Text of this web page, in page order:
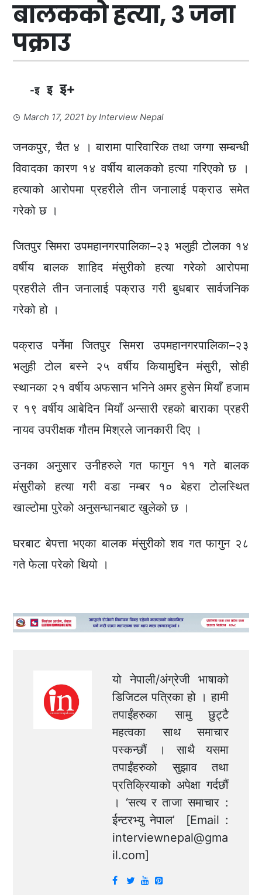
बालकको हत्या, ३ जना
पक्राउ
-इ इ इ+
March 17, 2021 byInterview Nepal
जनकपुर, चैत ४ । बारामा पारिवारिक तथा जग्गा सम्बन्धी
विवादका कारण १४ वर्षीय बालकको हत्या गरिएको छ ।
हत्याको आरोपमा प्रहरीले तीन जनालाई पक्राउ समेत
गरेको छ ।
जितपुर सिमरा उपमहानगरपालिका–२३ भलुही टोलका १४
वर्षीय बालक शाहिद मंसुरीको हत्या गरेको आरोपमा
प्रहरीले तीन जनालाई पक्राउ गरी बुधबार सार्वजनिक
गरेको हो ।
पक्राउ पर्नेमा जितपुर सिमरा उपमहानगरपालिका–२३
भलुही टोल बस्ने २५ वर्षीय कियामुद्दिन मंसुरी, सोही
स्थानका २१ वर्षीय अफसान भनिने अमर हुसेन मियाँ हजाम
र १९ वर्षीय आबेदिन मियाँ अन्सारी रहको बाराका प्रहरी
नायव उपरीक्षक गौतम मिश्रले जानकारी दिए ।
उनका अनुसार उनीहरुले गत फागुन ११ गते बालक
मंसुरीको हत्या गरी वडा नम्बर १० बेहरा टोलस्थित
खाल्टोमा पुरेको अनुसन्धानबाट खुलेको छ ।
घरबाट बेपत्ता भएका बालक मंसुरीको शव गत फागुन २८
गते फेला परेको थियो ।
यो नेपाली/अंग्रेजी भाषाको
डिजिटल पत्रिका हो । हामी
तपाईंहरुका सामु छुट्टै
महत्वका साथ समाचार
पस्कन्छौं । साथै यसमा
तपाईंहरुको सुझाव तथा
प्रतिक्रियाको अपेक्षा गर्दछौं
। ‘सत्य र ताजा समाचार :
ईन्टरभ्यु नेपाल’ [Email :
interviewnepal@gma
il.com]